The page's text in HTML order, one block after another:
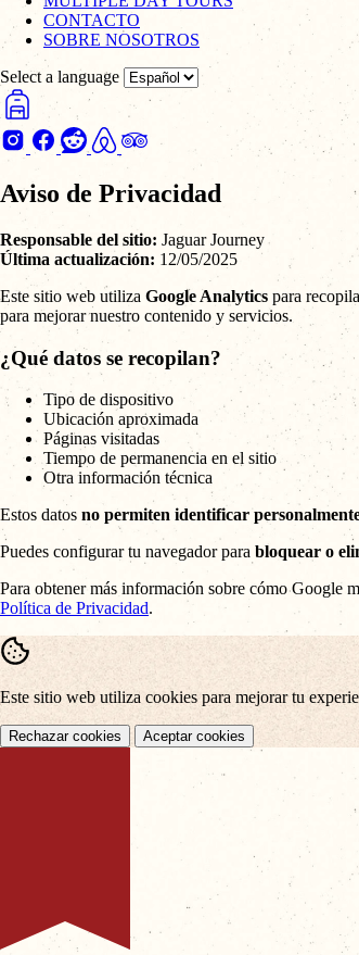
CONTACTO
SOBRE NOSOTROS
Select a language
Aviso de Privacidad
Responsable del sitio: Jaguar Journey
Última actualización: 12/05/2025
Este sitio web utiliza Google Analytics para
para mejorar nuestro contenido y servicios.
¿Qué datos se recopilan?
Tipo de dispositivo
Ubicación aproximada
Páginas visitadas
Tiempo de permanencia en el sitio
Otra información técnica
Estos datos no permiten identificar
Puedes configurar tu navegador para bloquear o
Para obtener más información sobre cómo Google
Política de Privacidad.
Este sitio web utiliza cookies para mejorar tu
Rechazar cookies Aceptar cookies